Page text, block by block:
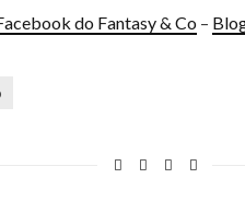
do Fantasy & Co –